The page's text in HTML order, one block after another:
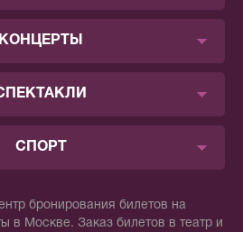
КОНЦЕРТЫ
СПОРТ
бронирования билетов на
в Москве. Заказ билетов в театр и